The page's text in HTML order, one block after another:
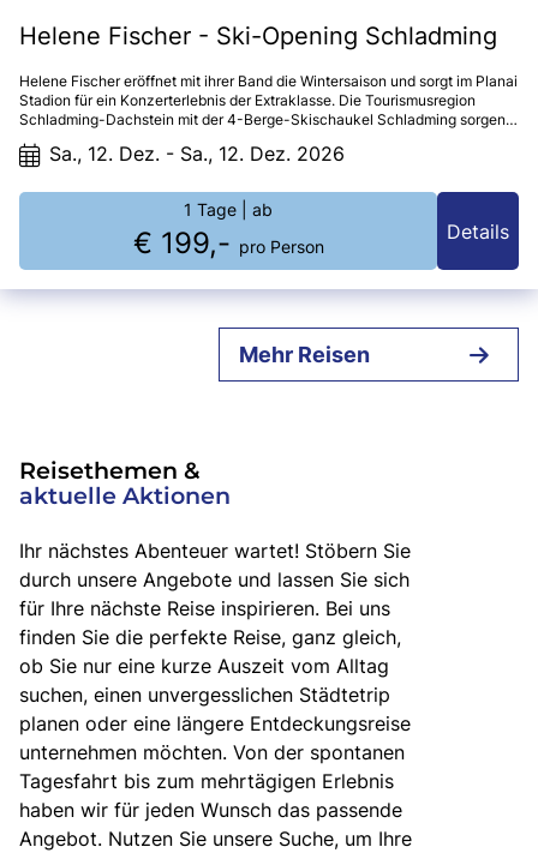
Helene Fischer - Ski-Opening Schladming
Helene Fischer eröffnet mit ihrer Band die Wintersaison und sorgt im Planai
Stadion für ein Konzerterlebnis der Extraklasse. Die Tourismusregion
Schladming-Dachstein mit der 4-Berge-Skischaukel Schladming sorgen
für das wohl legendärste Ski Opening in den österreichischen
Bergen. Kaum eine Künstlerin zieht ihr Publikum so in den Bann wie
Europas und fasziniert Millionen Fans mit spektakulären
Produktionen, außergewöhnlicher Bühnenpräsenz und einer einzigartigen
Verbindung zum Publikum.
Sa., 12. Dez. - Sa., 12. Dez. 2026
1 Tage | ab
€ 199,- pro Person
Details
Mehr Reisen
Reisethemen &
aktuelle Aktionen
Ihr nächstes Abenteuer wartet! Stöbern Sie
durch unsere Angebote und lassen Sie sich
für Ihre nächste Reise inspirieren. Bei uns
finden Sie die perfekte Reise, ganz gleich,
ob Sie nur eine kurze Auszeit vom Alltag
suchen, einen unvergesslichen Städtetrip
planen oder eine längere Entdeckungsreise
unternehmen möchten. Von der spontanen
Tagesfahrt bis zum mehrtägigen Erlebnis
haben wir für jeden Wunsch das passende
Angebot. Nutzen Sie unsere Suche, um Ihre